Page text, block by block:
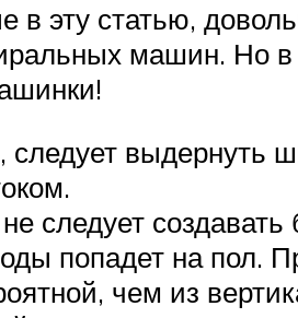
эту статью,
машин. Но в
следует выдернуть
следует
попадет на пол.
чем из